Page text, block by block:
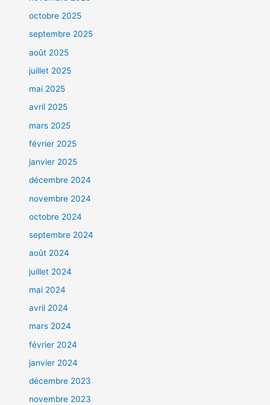
octobre 2025
septembre 2025
août 2025
juillet 2025
mai 2025
avril 2025
mars 2025
février 2025
janvier 2025
décembre 2024
novembre 2024
octobre 2024
septembre 2024
août 2024
juillet 2024
mai 2024
avril 2024
mars 2024
février 2024
janvier 2024
décembre 2023
novembre 2023